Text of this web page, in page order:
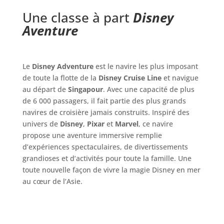
Une classe à part Disney
Aventure
Le Disney Adventureest le navire les plus imposant
de toute la flotte de la Disney Cruise Lineet navigue
au départ de Singapour. Avec une capacité de plus
de 6 000 passagers, il fait partie des plus grands
navires de croisière jamais construits. Inspiré des
univers de Disney, Pixaret Marvel, ce navire
propose une aventure immersive remplie
d’expériences spectaculaires, de divertissements
grandioses et d’activités pour toute la famille. Une
toute nouvelle façon de vivre la magie Disney en mer
au cœur de l’Asie.